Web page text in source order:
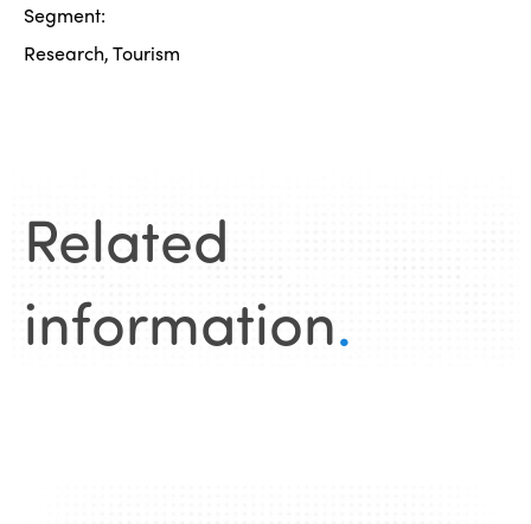
Segment:
Research, Tourism
Related
information.